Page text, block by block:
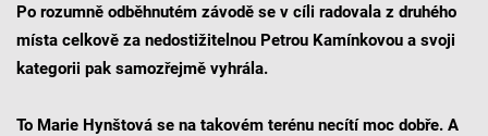
Po rozumně odběhnutém závodě se v cíli radovala z druhého
místa celkově za nedostižitelnou Petrou Kamínkovou a svoji
kategorii pak samozřejmě vyhrála.
To Marie Hynštová se na takovém terénu necítí moc dobře. A